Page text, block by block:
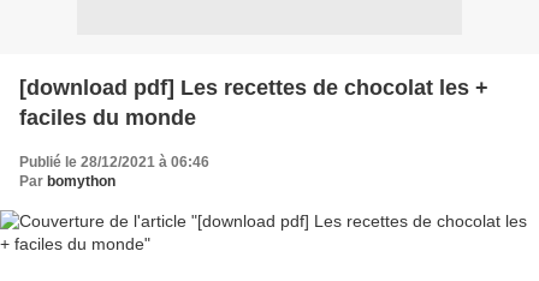
[download pdf] Les recettes de chocolat les +
faciles du monde
Publié le 28/12/2021 à 06:46
Par bomython